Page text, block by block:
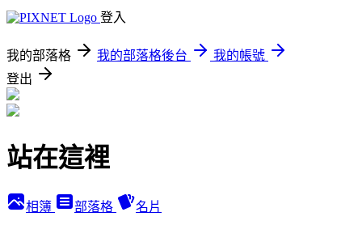
登入
我的部落格 我的部落格後台
我的帳號
登出
站在這裡
相簿 部落格 名片